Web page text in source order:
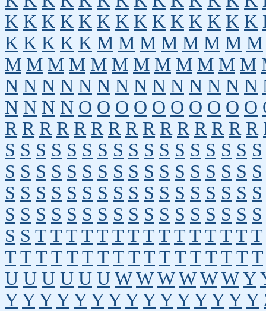
K K K K K K K K K K K K K K
K K K K K M M M M M M M M
M M M M M M M M M M M M
N N N N N N N N N N N N N N
N N N N O O O O O O O O O O
R R R R R R R R R R R R R R R
S S S S S S S S S S S S S S S S S
S S S S S S S S S S S S S S S S S
S S S S S S S S S S S S S S S S S
S S S S S S S S S S S S S S S S S
S S T T T T T T T T T T T T T T T
T T T T T T T T T T T T T T T T T
U U U U U U W W W W W W Y
Y Y Y Y Y Y Y Y Y Y Y Y Y Y Y